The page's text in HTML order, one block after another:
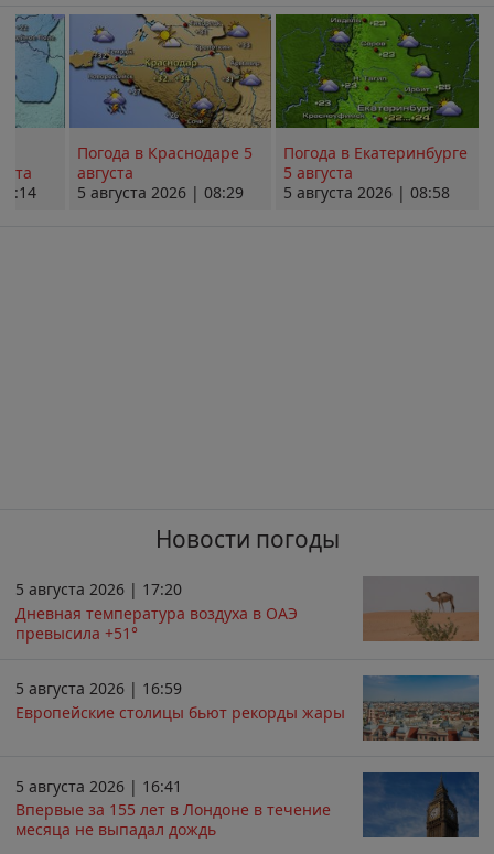
Погода в Краснодаре 5
августа
5 августа 2026 | 08:29
Погода в Екатеринбурге
5 августа
5 августа 2026 | 08:58
Новости погоды
5 августа 2026 | 17:20
Дневная температура воздуха в ОАЭ
превысила +51°
5 августа 2026 | 16:59
Европейские столицы бьют рекорды жары
5 августа 2026 | 16:41
Впервые за 155 лет в Лондоне в течение
месяца не выпадал дождь